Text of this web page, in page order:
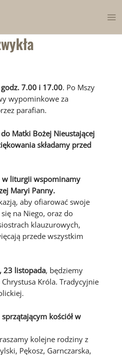
7.00 i 17.00. Po Mszy
wypominkowe za
parafian.
Matki Bożej Nieustającej
składamy przed
w liturgii wspominamy
Maryi Panny.
aby ofiarować swoje
na Niego, oraz do
klauzurowych,
przede wszystkim
23 listopada, będziemy
Króla. Tradycyjnie
kościół w
kolejne rodziny z
Pękosz, Garnczarska,